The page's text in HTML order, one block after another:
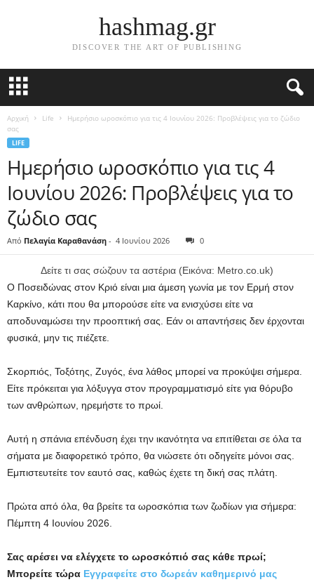
hashmag.gr
DISCOVER THE ART OF PUBLISHING
Αρχική Life
Ημερήσιο ωροσκόπιο για τις 4 Ιουνίου 2026: Προβλέψεις για το ζώδιο
σας
LIFE
Ημερήσιο ωροσκόπιο για τις 4
Ιουνίου 2026: Προβλέψεις για το
ζώδιο σας
Από Πελαγία Καραθανάση - 4 Ιουνίου 2026 0
Δείτε τι σας σώζουν τα αστέρια (Εικόνα: Metro.co.uk)
Ο Ποσειδώνας στον Κριό είναι μια άμεση γωνία με τον Ερμή στον
Καρκίνο, κάτι που θα μπορούσε είτε να ενισχύσει είτε να
αποδυναμώσει την προοπτική σας. Εάν οι απαντήσεις δεν έρχονται
φυσικά, μην τις πιέζετε.
Σκορπιός, Τοξότης, Ζυγός, ένα λάθος μπορεί να προκύψει σήμερα.
Είτε πρόκειται για λόξυγγα στον προγραμματισμό είτε για θόρυβο
των ανθρώπων, ηρεμήστε το πρωί.
Αυτή η σπάνια επένδυση έχει την ικανότητα να επιτίθεται σε όλα τα
σήματα με διαφορετικό τρόπο, θα νιώσετε ότι οδηγείτε μόνοι σας.
Εμπιστευτείτε τον εαυτό σας, καθώς έχετε τη δική σας πλάτη.
Πρώτα από όλα, θα βρείτε τα ωροσκόπια των ζωδίων για σήμερα:
Πέμπτη 4 Ιουνίου 2026.
Σας αρέσει να ελέγχετε το ωροσκόπιό σας κάθε πρωί;
Μπορείτε τώρα Εγγραφείτε στο δωρεάν καθημερινό μας